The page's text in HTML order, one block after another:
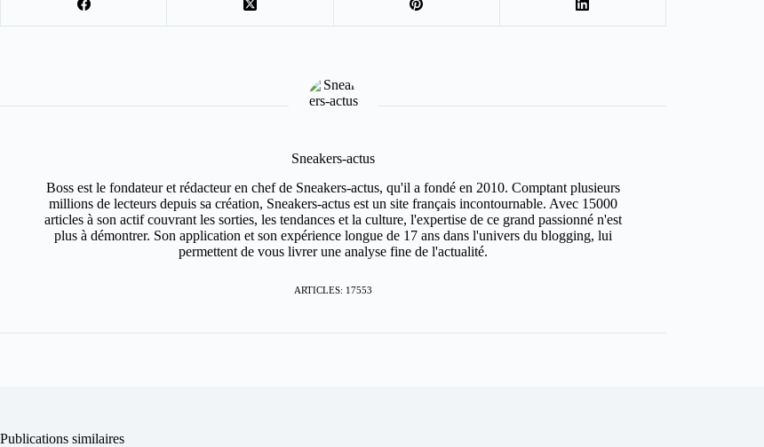
Sneakers-actus
Boss est le fondateur et rédacteur en chef de Sneakers-actus, qu'il a fondé en 2010. Comptant plusieurs
millions de lecteurs depuis sa création, Sneakers-actus est un site français incontournable. Avec 15000
articles à son actif couvrant les sorties, les tendances et la culture, l'expertise de ce grand passionné n'est
plus à démontrer. Son application et son expérience longue de 17 ans dans l'univers du blogging, lui
permettent de vous livrer une analyse fine de l'actualité.
ARTICLES: 17553
Publications similaires